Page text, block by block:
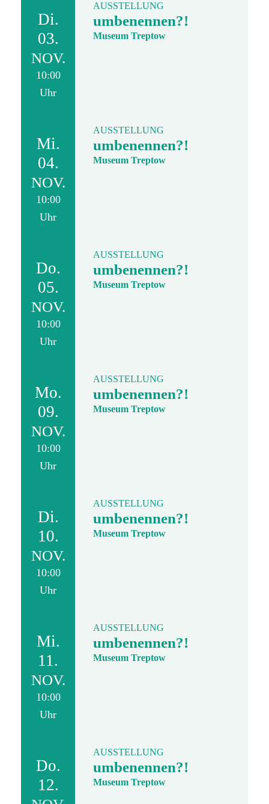
Di.
03.
NOV.
10:00
Uhr
AUSSTELLUNG
umbenennen?!
Museum Treptow
Mi.
04.
NOV.
10:00
Uhr
AUSSTELLUNG
umbenennen?!
Museum Treptow
Do.
05.
NOV.
10:00
Uhr
AUSSTELLUNG
umbenennen?!
Museum Treptow
Mo.
09.
NOV.
10:00
Uhr
AUSSTELLUNG
umbenennen?!
Museum Treptow
Di.
10.
NOV.
10:00
Uhr
AUSSTELLUNG
umbenennen?!
Museum Treptow
Mi.
11.
NOV.
10:00
Uhr
AUSSTELLUNG
umbenennen?!
Museum Treptow
Do.
12.
AUSSTELLUNG
umbenennen?!
Museum Treptow